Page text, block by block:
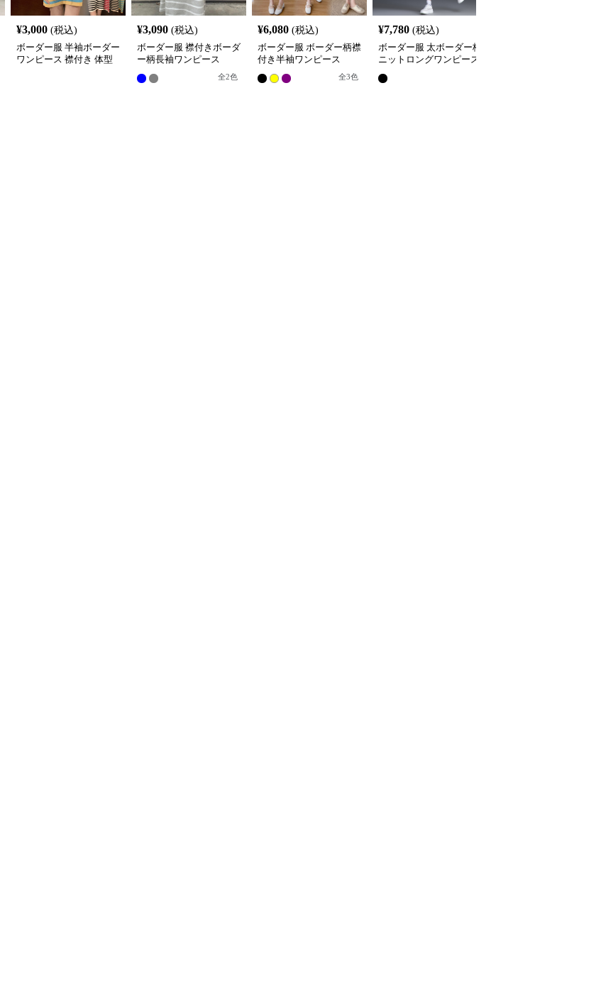
¥3,000 (税込)
ボーダー服 半袖ボーダー
ワンピース 襟付き 体型
¥3,090 (税込)
ボーダー服 襟付きボーダ
ー柄長袖ワンピース
全2色
¥6,080 (税込)
ボーダー服 ボーダー柄襟
付き半袖ワンピース
全3色
¥7,780 (税込)
ボーダー服 太ボーダー柄
ニットロングワンピース